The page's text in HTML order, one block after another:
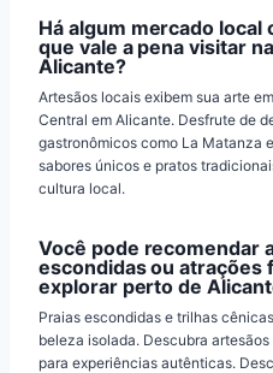
Há algum mercado
que vale a pena visitar
Alicante?
Artesãos locais exibem sua arte
Central em Alicante. Desfrute de
gastronômicos como La Matanza
sabores únicos e pratos
cultura local.
Você pode recomendar
escondidas ou atrações
explorar perto de
Praias escondidas e trilhas
beleza isolada. Descubra
para experiências autênticas.